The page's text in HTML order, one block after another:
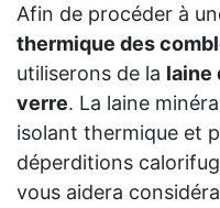
Afin de procéder à
thermique des
utiliserons de la laine
verre. La laine
isolant thermique et
déperditions
vous aidera